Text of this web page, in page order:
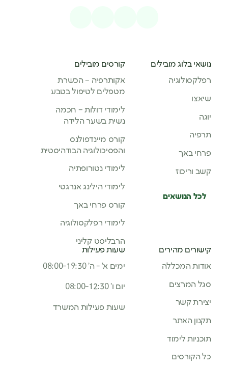
נושאי בלוג מובילים
רפלקסולוגיה
שיאצו
יוגה
תרפיה
פרחי באך
קשב וריכוז
לכל הנושאים
קורסים מובילים
אקותרפיה – הכשרת
מטפלים לטיפול בטבע
לימודי דולות – חכמה
נשית בשער הלידה
קורס מיינדפולנס
והפסיכולוגיה הבודהיסטית
לימודי נטורופתיה
לימודי הילינג אנרגטי
קורס פרחי באך
לימודי רפלקסולוגיה
הרבליסט קליני
קישורים מהירים
אודות המכללה
סגל המרצים
יצירת קשר
תקנון האתר
תוכניות לימוד
כל הקורסים
שעות פעילות
ימים א’ - ה’ 08:00-19:30
יום ו’ 08:00-12:30
שעות פעילות המשרד